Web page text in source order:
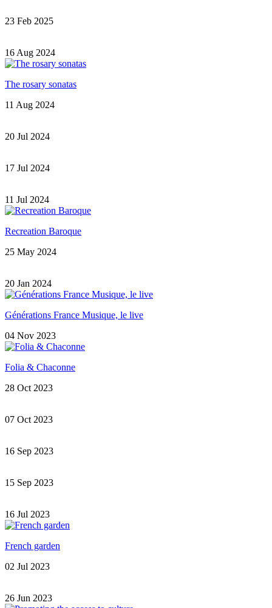
23 Feb 2025
16 Aug 2024
The rosary sonatas
11 Aug 2024
20 Jul 2024
17 Jul 2024
11 Jul 2024
Recreation Baroque
25 May 2024
20 Jan 2024
Générations France Musique, le live
04 Nov 2023
Folia & Chaconne
28 Oct 2023
07 Oct 2023
16 Sep 2023
15 Sep 2023
16 Jul 2023
French garden
02 Jul 2023
26 Jun 2023